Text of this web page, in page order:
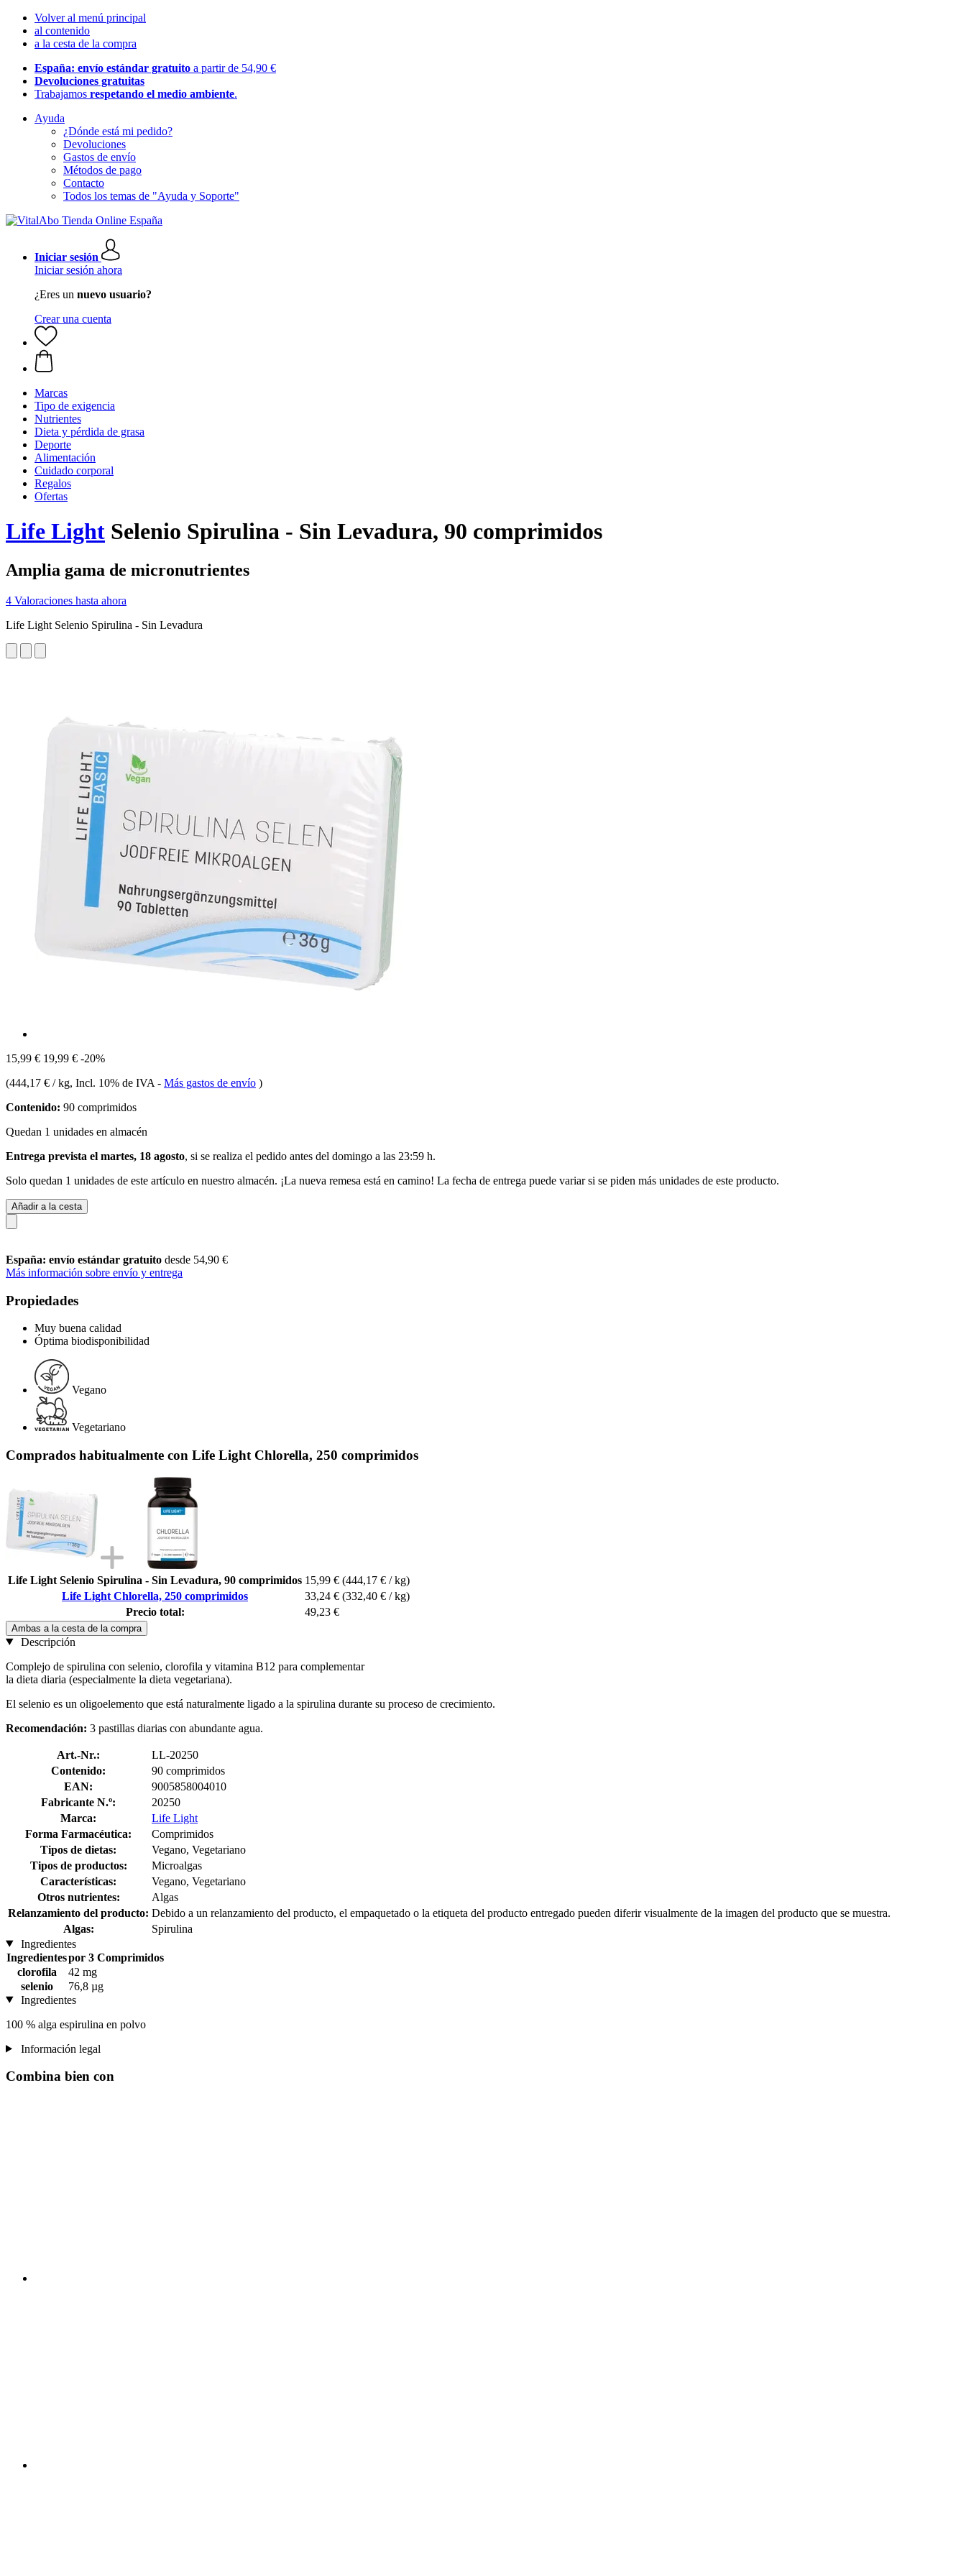
Volver al menú principal
al contenido
a la cesta de la compra
España: envío estándar gratuito a partir de 54,90 €
Devoluciones gratuitas
Trabajamos respetando el medio ambiente.
Ayuda
¿Dónde está mi pedido?
Devoluciones
Gastos de envío
Métodos de pago
Contacto
Todos los temas de "Ayuda y Soporte"
Iniciar sesión
Iniciar sesión ahora
¿Eres un nuevo usuario?
Crear una cuenta
Marcas
Tipo de exigencia
Nutrientes
Dieta y pérdida de grasa
Deporte
Alimentación
Cuidado corporal
Regalos
Ofertas
Life Light Selenio Spirulina - Sin Levadura, 90 comprimidos
Amplia gama de micronutrientes
4 Valoraciones hasta ahora
Life Light Selenio Spirulina - Sin Levadura
15,99 € 19,99 € -20%
(444,17 € / kg, Incl. 10% de IVA - Más gastos de envío )
Contenido: 90 comprimidos
Quedan 1 unidades en almacén
Entrega prevista el martes, 18 agosto, si se realiza el pedido antes del domingo a las 23:59 h.
Solo quedan 1 unidades de este artículo en nuestro almacén. ¡La nueva remesa está en camino! La fecha de entrega puede variar si se piden más unidades de este producto.
Añadir a la cesta
España: envío estándar gratuito desde 54,90 €
Más información sobre envío y entrega
Propiedades
Muy buena calidad
Óptima biodisponibilidad
Vegano
Vegetariano
Comprados habitualmente con Life Light Chlorella, 250 comprimidos
Life Light Selenio Spirulina - Sin Levadura, 90 comprimidos 15,99 € (444,17 € / kg)
Life Light Chlorella, 250 comprimidos
33,24 € (332,40 € / kg)
Precio total:
49,23 €
Ambas a la cesta de la compra
Descripción
Complejo de spirulina con selenio, clorofila y vitamina B12 para complementar
la dieta diaria (especialmente la dieta vegetariana).
El selenio es un oligoelemento que está naturalmente ligado a la spirulina durante su proceso de crecimiento.
Recomendación: 3 pastillas diarias con abundante agua.
Art.-Nr.:
LL-20250
Contenido:
90 comprimidos
EAN:
9005858004010
Fabricante N.º:
20250
Marca:
Life Light
Forma Farmacéutica:
Comprimidos
Tipos de dietas:
Vegano, Vegetariano
Tipos de productos:
Microalgas
Características:
Vegano, Vegetariano
Otros nutrientes:
Algas
Relanzamiento del producto: Debido a un relanzamiento del producto, el empaquetado o la etiqueta del producto entregado pueden diferir visualmente de la imagen del producto que se muestra.
Algas:
Spirulina
Ingredientes
Ingredientespor 3 Comprimidos
clorofila
42 mg
selenio
76,8 µg
Ingredientes
100 % alga espirulina en polvo
Información legal
Combina bien con